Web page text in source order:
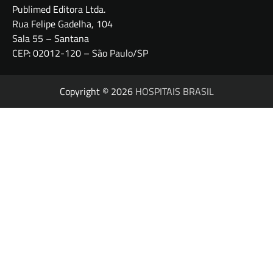
Publimed Editora Ltda.
Rua Felipe Gadelha, 104
Sala 55 – Santana
CEP: 02012-120 – São Paulo/SP
Copyright © 2026 HOSPITAIS BRASIL